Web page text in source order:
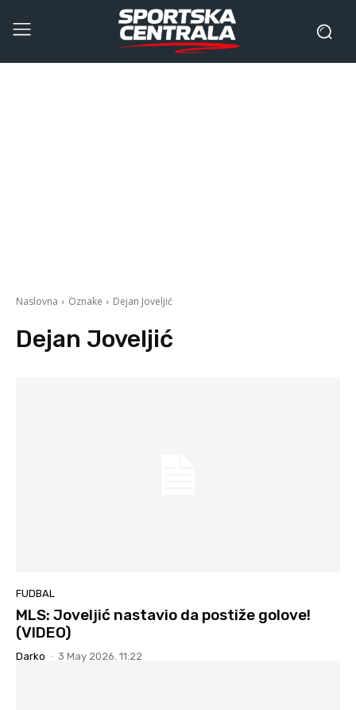
Naslovna Oznake Dejan Joveljić
Dejan Joveljić
FUDBAL
MLS: Joveljić nastavio da postiže golove!
(VIDEO)
Darko - 3 May 2026. 11:22